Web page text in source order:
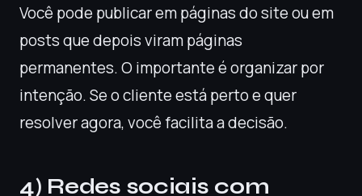
Você pode publicar em páginas do site ou em
posts que depois viram páginas
permanentes. O importante é organizar por
intenção. Se o cliente está perto e quer
resolver agora, você facilita a decisão.
4) Redes sociais com